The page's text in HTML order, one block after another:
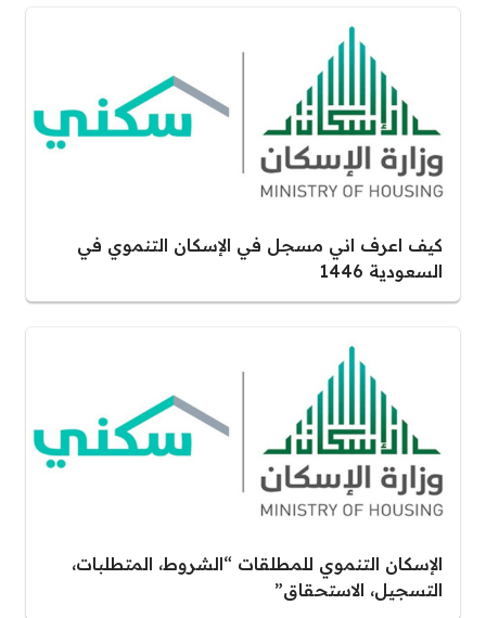
كيف اعرف اني مسجل في الإسكان التنموي في
السعودية 1446
الإسكان التنموي للمطلقات “الشروط، المتطلبات،
التسجيل، الاستحقاق”